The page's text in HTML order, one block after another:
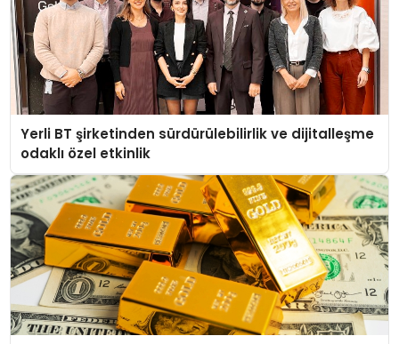
Yerli BT şirketinden sürdürülebilirlik ve dijitalleşme
odaklı özel etkinlik